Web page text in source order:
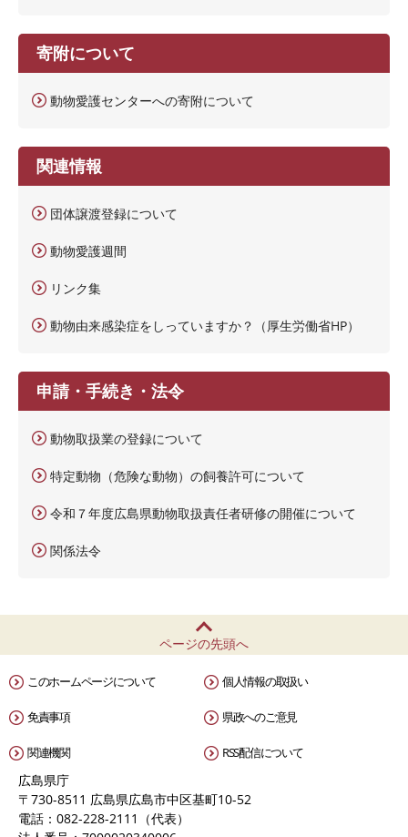
寄附について
動物愛護センターへの寄附について
関連情報
団体譲渡登録について
動物愛護週間
リンク集
動物由来感染症をしっていますか？（厚生労働省HP）
申請・手続き・法令
動物取扱業の登録について
特定動物（危険な動物）の飼養許可について
令和７年度広島県動物取扱責任者研修の開催について
関係法令
ページの先頭へ
このホームページについて 個人情報の取扱い
免責事項 県政へのご意見
関連機関 RSS配信について
広島県庁
〒730-8511 広島県広島市中区基町10-52
電話：082-228-2111（代表）